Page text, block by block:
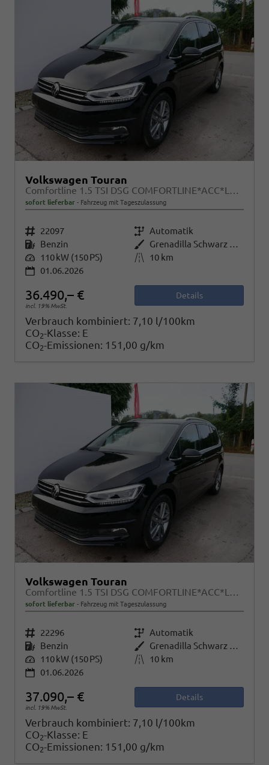
Volkswagen Touran
Comfortline 1.5 TSI DSG COMFORTLINE*ACC*LED*PDC*KAMERA*NAVI*SHZ* 7-SITZER 17-ZOLL
sofort lieferbar Fahrzeug mit Tageszulassung
Fahrzeugnr. 22097 Getriebe Automatik
Kraftstoff Benzin Außenfarbe
Grenadilla Schwarz Metallic
Leistung 110 kW (150 PS) Kilometerstand
10 km
01.06.2026
36.490,– €
incl. 19% MwSt.
Details
Verbrauch kombiniert: 7,10 l/100km
CO2-Klasse: E
CO2-Emissionen: 151,00 g/km
Volkswagen Touran
Comfortline 1.5 TSI DSG COMFORTLINE*ACC*LED*PDC*KAMERA*NAVI*SHZ* 7-SITZER 17-ZOLL
sofort lieferbar Fahrzeug mit Tageszulassung
Fahrzeugnr. 22296 Getriebe Automatik
Kraftstoff Benzin Außenfarbe
Grenadilla Schwarz Metallic
Leistung 110 kW (150 PS) Kilometerstand
10 km
01.06.2026
37.090,– €
incl. 19% MwSt.
Details
Verbrauch kombiniert: 7,10 l/100km
CO2-Klasse: E
CO2-Emissionen: 151,00 g/km